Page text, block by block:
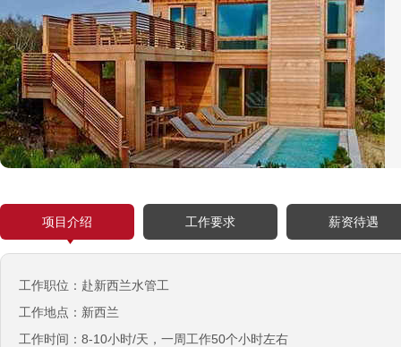
项目介绍 工作要求 薪资待遇
工作职位：赴新西兰水管工
工作地点：新西兰
工作时间：8-10小时/天，一周工作50个小时左右
日本-金属分解
￥20万日元/月
日本-盒饭制做
￥25万日元/月收入
新西兰-花园管理
￥时薪：27.76纽币
日本-电子厂
新西兰-包装工
￥时薪：27.76纽币
￥时薪：27.76-28纽币